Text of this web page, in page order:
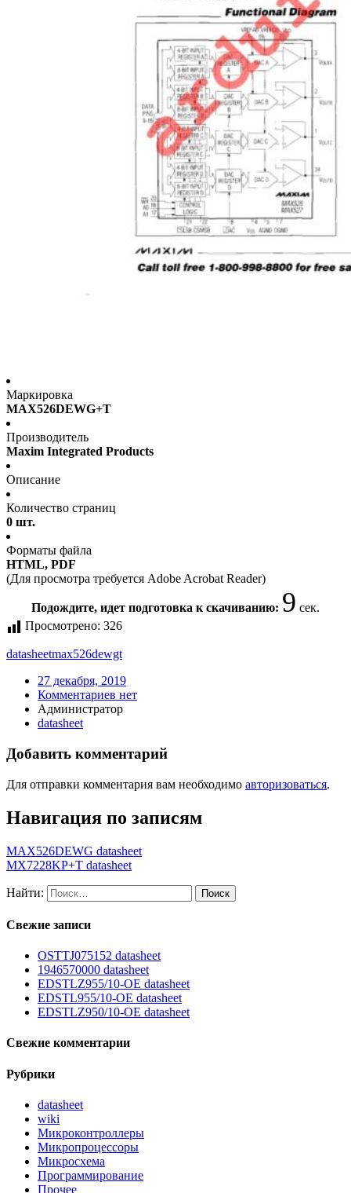
Маркировка
MAX526DEWG+T
Производитель
Maxim Integrated Products
Описание
Количество страниц
0 шт.
Форматы файла
HTML, PDF
(Для просмотра требуется Adobe Acrobat Reader)
Подождите, идет подготовка к скачиванию: 8 сек.
Просмотрено: 326
datasheetmax526dewgt
27 декабря, 2019
Комментариев нет
Администратор
datasheet
Добавить комментарий
Для отправки комментария вам необходимо авторизоваться.
Навигация по записям
MAX526DEWG datasheet
MX7228KP+T datasheet
Найти:
Свежие записи
OSTTJ075152 datasheet
1946570000 datasheet
EDSTLZ955/10-OE datasheet
EDSTL955/10-OE datasheet
EDSTLZ950/10-OE datasheet
Свежие комментарии
Рубрики
datasheet
wiki
Микроконтроллеры
Микропроцессоры
Микросхема
Программирование
Прочее